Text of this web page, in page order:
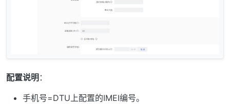
配置说明 ：
手机号=DTU上配置的IMEI编号。